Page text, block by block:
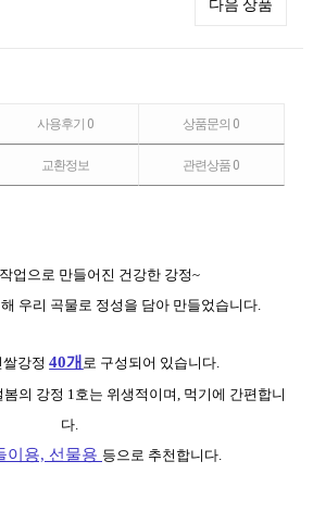
다음 상품
사용후기 0 상품문의 0
교환정보 관련상품 0
업 으로 만들어진 건강한 강정~
우리 곡물로 정성을 담아 만들었습니다.
강정 40개 로 구성되어 있습니다.
의 강정 1호는 위생적이며, 먹기에 간편합니
다.
이용, 선물용 등으로 추천합니다.